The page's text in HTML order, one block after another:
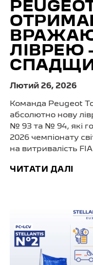
Лютий 26, 2026
Команда Peugeot
абсолютно нову
№ 93 та № 94, які
2026 чемпіонату
на витривалість
ЧИТАТИ ДАЛІ